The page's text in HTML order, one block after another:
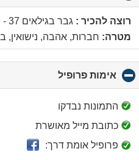
to
collapseרוצה להכיר : גבר בגילאים 37 - 49 שנים
מטרה: חברות, אהבה, נישואין,
אימות פרופיל
to
התמונות נבדקו
כתובת מייל מאושרת
פרופיל אומת דרך: